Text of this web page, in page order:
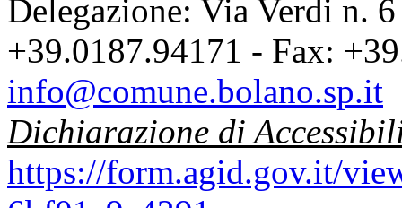
Delegazione: Via Verdi n.
+39.0187.94171 - Fax:
info@comune.bolano.sp.it
Dichiarazione di
https://form.agid.gov.it/